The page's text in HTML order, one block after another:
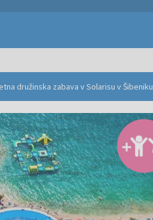
družinska zabava v Solarisu v Šibeniku